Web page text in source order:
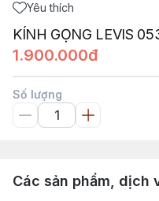
Yêu thích
KÍNH GỌNG LEVIS
1.900.000đ
Số lượng
Các sản phẩm, dịch